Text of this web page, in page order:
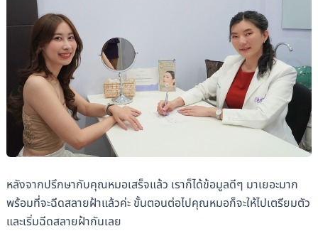
หลังจากปรึกษากับคุณหมอเสร็จแล้ว เราก็ได้ข้อมูลดีๆ มาเยอะมาก
พร้อมที่จะฉีดสลายฝ้าแล้วค่ะ ขั้นตอนต่อไปคุณหมอก็จะให้ไปเตรียมตัว
และเริ่มฉีดสลายฝ้ากันเลย